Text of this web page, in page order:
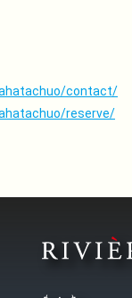
contact/
reserve/